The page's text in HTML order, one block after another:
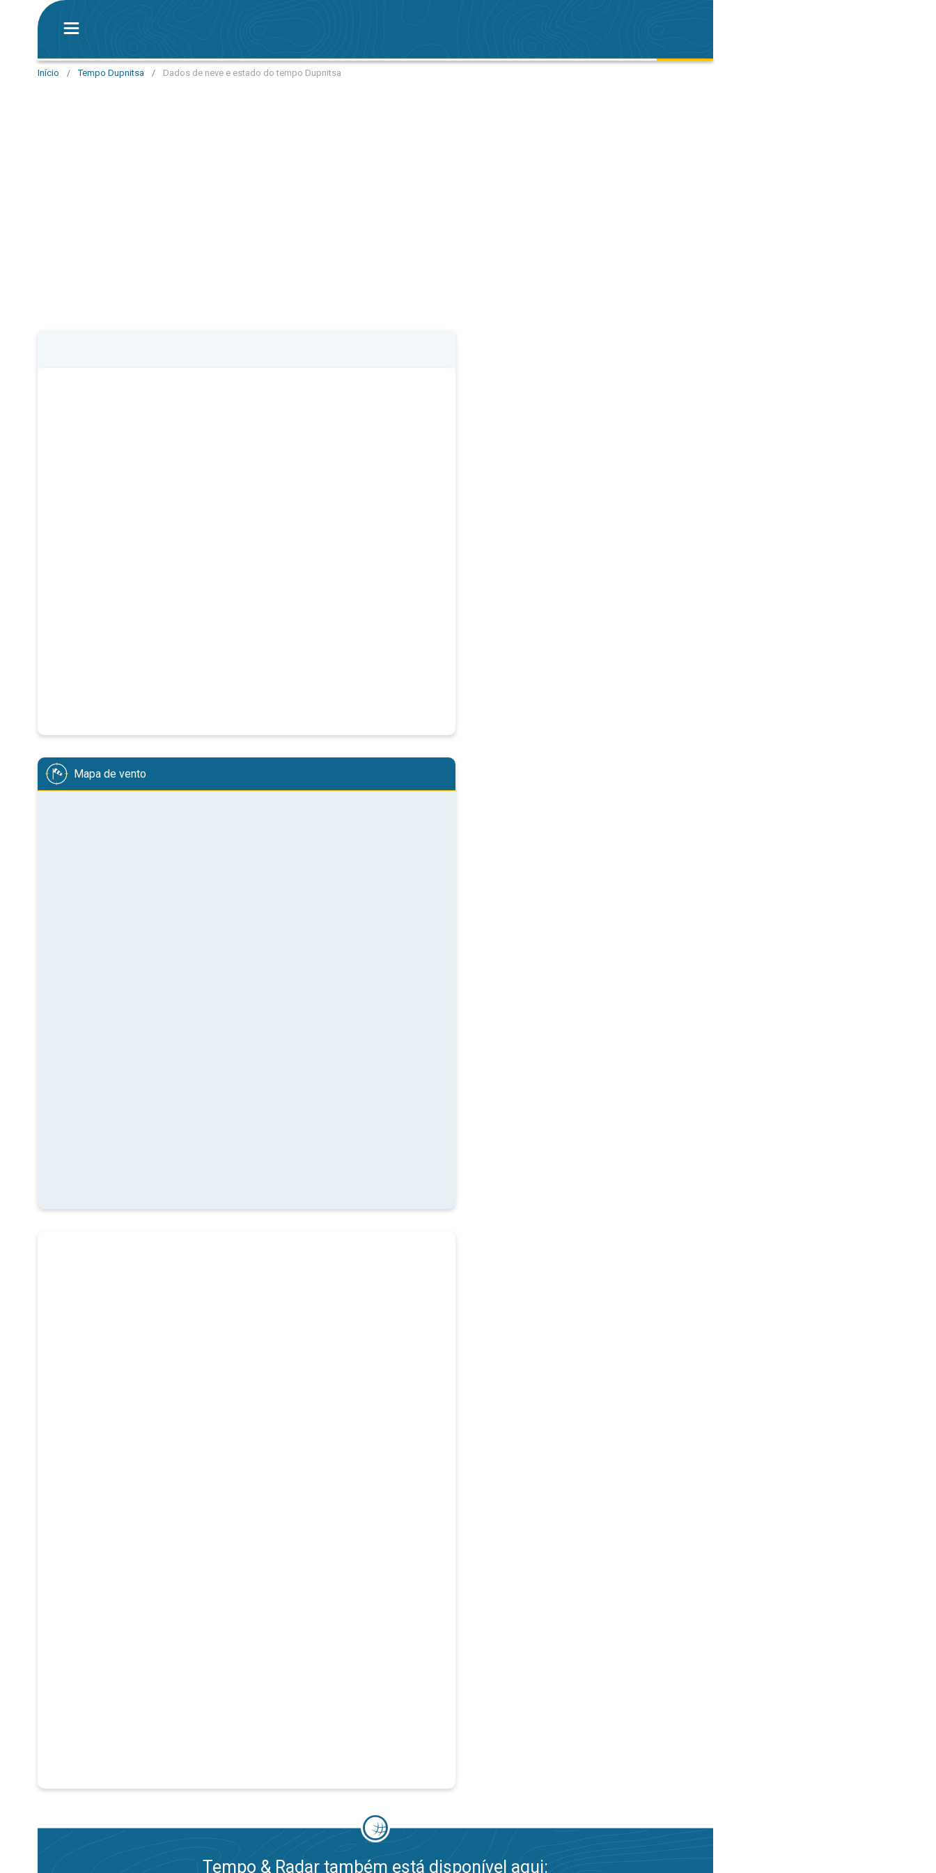
Início / Tempo Dupnitsa / Dados de neve e estado do tempo Dupnitsa
Mapa de vento
Tempo & Radar também está disponível aqui: